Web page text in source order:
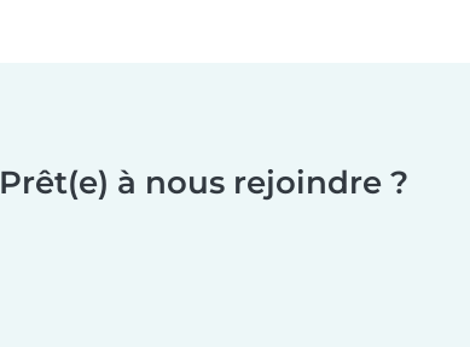
Prêt(e) à nous rejoindre ?